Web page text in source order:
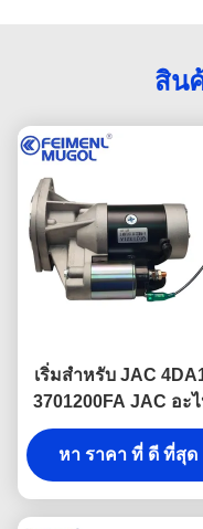
สิน
เริ่มสําหรับ JAC
3701200FA JAC อะ
หา ราคา ที่ ดี ที่สุด